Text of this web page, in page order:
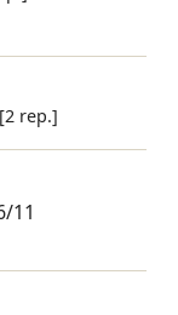
[2 rep.]
11